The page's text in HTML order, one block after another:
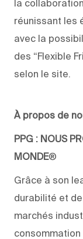
la
réunissant les
avec la
des “Flexible
selon le site.
À propos de
PPG : NOUS
MONDE®
Grâce à son
durabilité et
marchés